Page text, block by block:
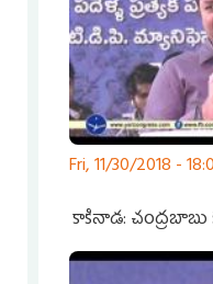
Fri, 11/30/2018 -
కాకినాడ: చంద్రబాబు